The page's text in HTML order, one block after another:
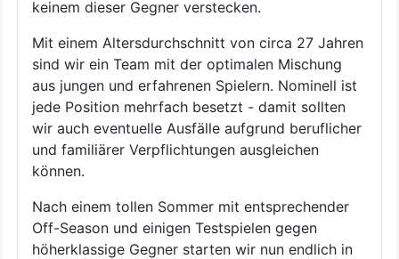
keinem dieser Gegner verstecken.
Mit einem Altersdurchschnitt von circa 27 Jahren
sind wir ein Team mit der optimalen Mischung
aus jungen und erfahrenen Spielern. Nominell ist
jede Position mehrfach besetzt - damit sollten
wir auch eventuelle Ausfälle aufgrund beruflicher
und familiärer Verpflichtungen ausgleichen
können.
Nach einem tollen Sommer mit entsprechender
Off-Season und einigen Testspielen gegen
höherklassige Gegner starten wir nun endlich in